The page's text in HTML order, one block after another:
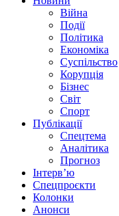
Війна
Події
Політика
Економіка
Суспільство
Корупція
Бізнес
Світ
Спорт
Публікації
Спецтема
Аналітика
Прогноз
Інтерв’ю
Спецпроєкти
Колонки
Анонси